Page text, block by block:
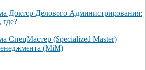
Доктор Делового Администрирования:
где?
СпецМастер (Specialized Master)
(MiM)